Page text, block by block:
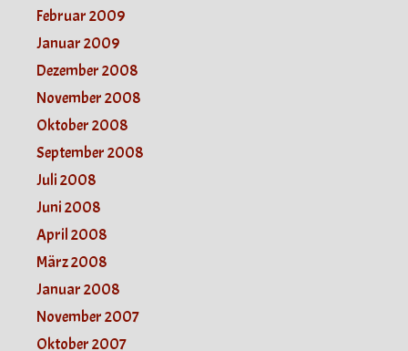
Februar 2009
Januar 2009
Dezember 2008
November 2008
Oktober 2008
September 2008
Juli 2008
Juni 2008
April 2008
März 2008
Januar 2008
November 2007
Oktober 2007